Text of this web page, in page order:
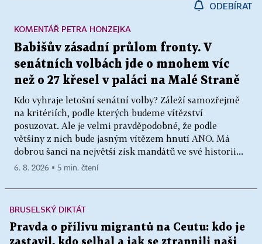
ODEBÍRAT
Babišův zásadní průlom fronty. V
senátních volbách jde o mnohem víc
než o 27 křesel v paláci na Malé Straně
Kdo vyhraje letošní senátní volby? Záleží samozřejmě
na kritériích, podle kterých budeme vítězství
posuzovat. Ale je velmi pravděpodobné, že podle
většiny z nich bude jasným vítězem hnutí ANO. Má
dobrou šanci na největší zisk mandátů ve své historii...
KOMENTÁŘ PETRA HONZEJKA
6. 8. 2026 ▪ 5 min. čtení
BRUSELSKÝ DIKTÁT
Pravda o přílivu migrantů na Ceutu: kdo je
zastavil, kdo selhal a jak se ztrapnili naši